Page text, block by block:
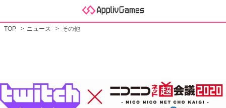
TOP ニュース その他